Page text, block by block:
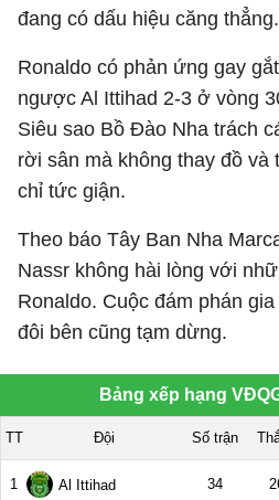
đang có dấu hiệu căng thẳng.
Ronaldo có phản ứng gay
ngược Al Ittihad 2-3 ở vòng
Siêu sao Bồ Đào Nha trách
rời sân mà không thay đồ
chỉ tức giận.
Theo báo Tây Ban Nha
Nassr không hài lòng với
Ronaldo. Cuộc đám phán
đôi bên cũng tạm dừng.